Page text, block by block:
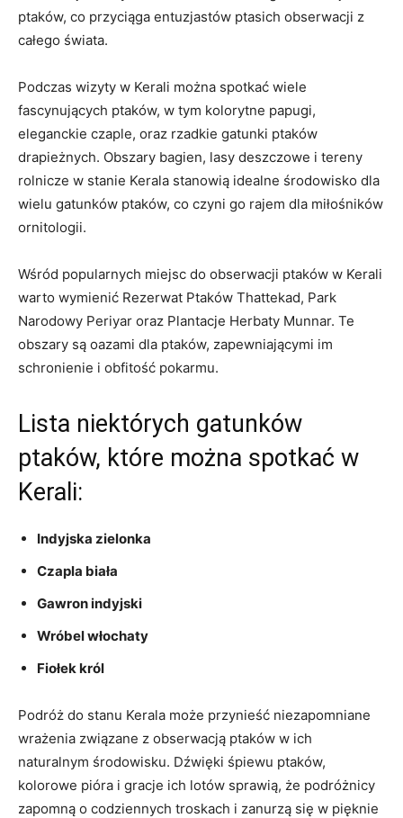
ptaków, co przyciąga entuzjastów ptasich obserwacji z
całego świata.
Podczas wizyty w Kerali można spotkać wiele
fascynujących ptaków, w tym kolorytne papugi,
eleganckie czaple, oraz rzadkie gatunki ptaków
drapieżnych. Obszary bagien, lasy deszczowe i tereny
rolnicze w stanie Kerala stanowią idealne środowisko dla
wielu gatunków ptaków, co czyni go rajem dla miłośników
ornitologii.
Wśród popularnych miejsc do obserwacji ptaków w Kerali
warto wymienić Rezerwat Ptaków Thattekad, Park
Narodowy Periyar oraz Plantacje Herbaty Munnar. Te
obszary są oazami dla ptaków, zapewniającymi im
schronienie i obfitość pokarmu.
Lista niektórych gatunków
ptaków, które można spotkać w
Kerali:
Indyjska zielonka
Czapla biała
Gawron indyjski
Wróbel włochaty
Fiołek król
Podróż do stanu Kerala może przynieść niezapomniane
wrażenia związane z obserwacją ptaków w ich
naturalnym środowisku. Dźwięki śpiewu ptaków,
kolorowe pióra i gracje ich lotów sprawią, że podróżnicy
zapomną o codziennych troskach i zanurzą się w pięknie